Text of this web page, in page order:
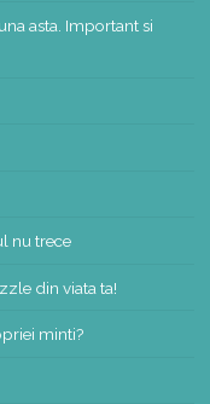
asta. Important si
nu trece
din viata ta!
minti?